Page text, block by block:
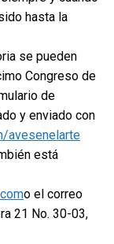
hasta la
se pueden
Congreso de
de
y enviado con
avesenelarte
está
o el correo
21 No. 30-03,